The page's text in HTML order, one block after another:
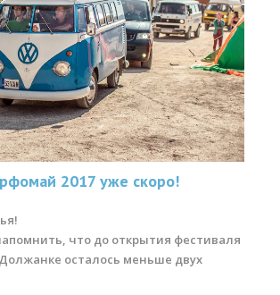
2017 уже скоро!
что до открытия фестиваля
осталось меньше двух